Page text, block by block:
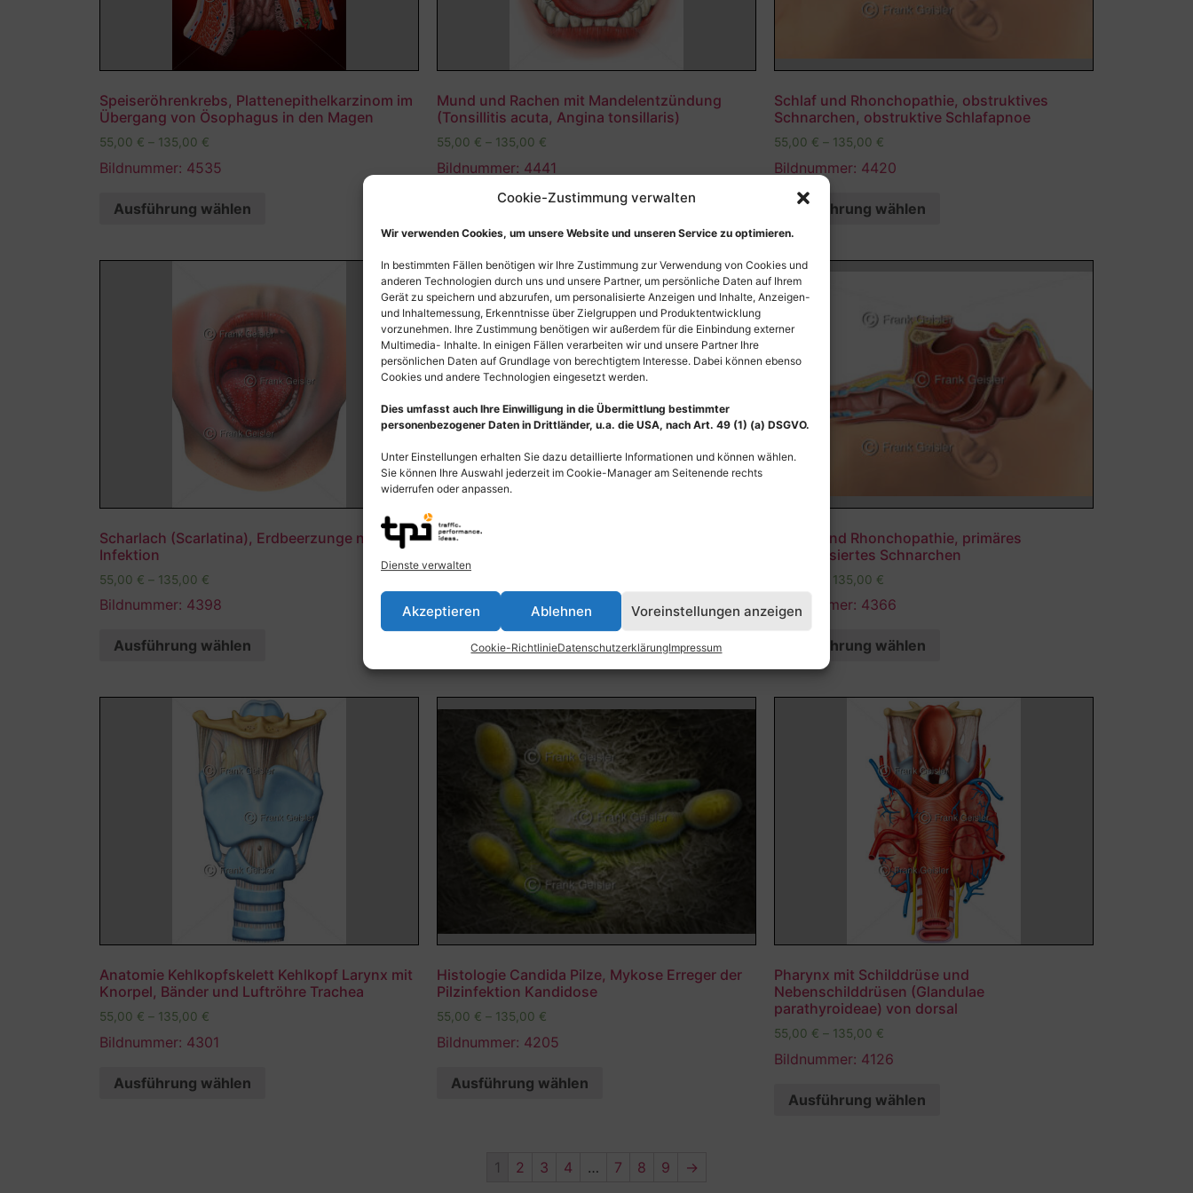
Cookie-Zustimmung verwalten
Wir verwenden Cookies, um unsere Website und unseren Service zu optimieren.
In bestimmten Fällen benötigen wir Ihre Zustimmung zur Verwendung von Cookies und
anderen Technologien durch uns und unsere Partner, um persönliche Daten auf Ihrem
Gerät zu speichern und abzurufen, um personalisierte Anzeigen und Inhalte, Anzeigen-
und Inhaltemessung, Erkenntnisse über Zielgruppen und Produktentwicklung
vorzunehmen. Ihre Zustimmung benötigen wir außerdem für die Einbindung externer
Multimedia- Inhalte. In einigen Fällen verarbeiten wir und unsere Partner Ihre
persönlichen Daten auf Grundlage von berechtigtem Interesse. Dabei können ebenso
Cookies und andere Technologien eingesetzt werden.
Dies umfasst auch Ihre Einwilligung in die Übermittlung bestimmter
personenbezogener Daten in Drittländer, u.a. die USA, nach Art. 49 (1) (a) DSGVO.
Unter Einstellungen erhalten Sie dazu detaillierte Informationen und können wählen.
Sie können Ihre Auswahl jederzeit im Cookie-Manager am Seitenende rechts
widerrufen oder anpassen.
Dienste verwalten
Akzeptieren Ablehnen Voreinstellungen anzeigen
Cookie-RichtlinieDatenschutzerklärungImpressum
Speiseröhrenkrebs, Plattenepithelkarzinom im
Übergang von Ösophagus in den Magen
55,00 € – 135,00 €
Bildnummer: 4535
Ausführung wählen
Mund und Rachen mit Mandelentzündung
(Tonsillitis acuta, Angina tonsillaris)
55,00 € – 135,00 €
Bildnummer: 4441
Ausführung wählen
Schlaf und Rhonchopathie, obstruktives
Schnarchen, obstruktive Schlafapnoe
55,00 € – 135,00 €
Bildnummer: 4420
Ausführung wählen
Scharlach (Scarlatina), Erdbeerzunge nach
Infektion
55,00 € – 135,00 €
Bildnummer: 4398
Ausführung wählen
Physiologie Husten, Atemwege und
Bildnummer: 4372
Ausführung wählen
Schlaf und Rhonchopathie, primäres
kompensiertes Schnarchen
135,00 €
Bildnummer: 4366
Ausführung wählen
Anatomie Kehlkopfskelett Kehlkopf Larynx mit
Knorpel, Bänder und Luftröhre Trachea
55,00 € – 135,00 €
Bildnummer: 4301
Ausführung wählen
Histologie Candida Pilze, Mykose Erreger der
Pilzinfektion Kandidose
55,00 € – 135,00 €
Bildnummer: 4205
Ausführung wählen
Pharynx mit Schilddrüse und
Nebenschilddrüsen (Glandulae
parathyroideae) von dorsal
55,00 € – 135,00 €
Bildnummer: 4126
Ausführung wählen
1 2 3 4 … 7 8 9 →